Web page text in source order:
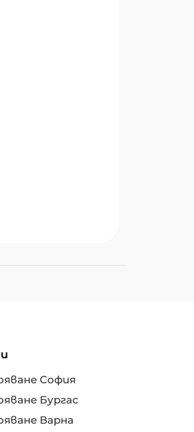
София
Бургас
Варна